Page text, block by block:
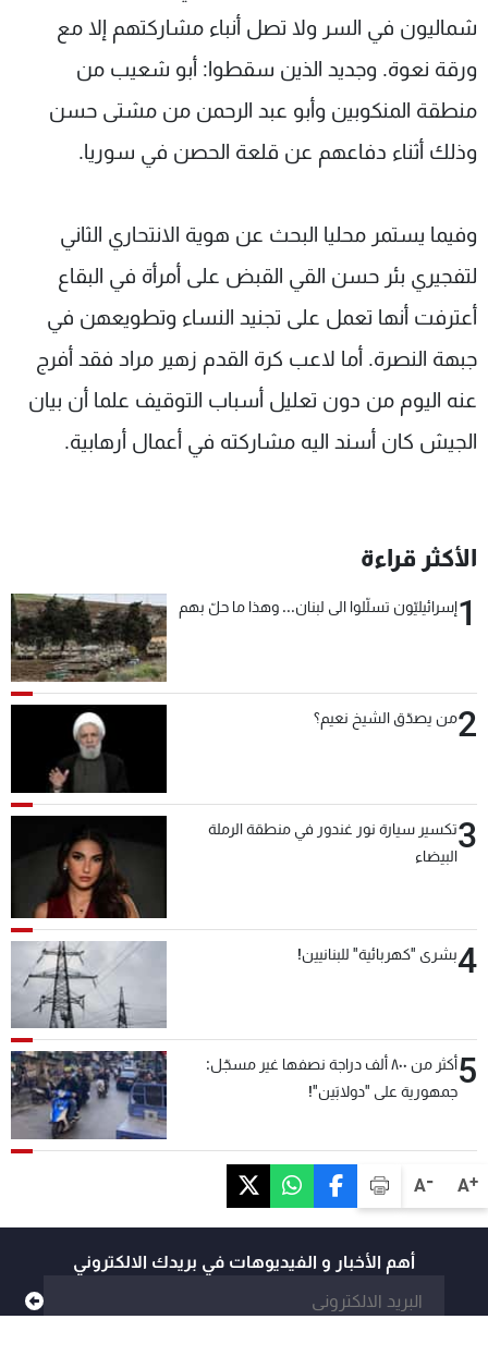
A+
A-
شماليون في السر ولا تصل أنباء مشاركتهم إلا مع
ورقة نعوة. وجديد الذين سقطوا: أبو شعيب من
منطقة المنكوبين وأبو عبد الرحمن من مشتى حسن
وذلك أثناء دفاعهم عن قلعة الحصن في سوريا.
وفيما يستمر محليا البحث عن هوية الانتحاري الثاني
لتفجيري بئر حسن القي القبض على أمرأة في البقاع
أعترفت أنها تعمل على تجنيد النساء وتطويعهن في
جبهة النصرة. أما لاعب كرة القدم زهير مراد فقد أفرج
عنه اليوم من دون تعليل أسباب التوقيف علما أن بيان
الجيش كان أسند اليه مشاركته في أعمال أرهابية.
الأكثر قراءة
1إسرائيليّون تسلّلوا الى لبنان... وهذا ما حلّ بهم
2من يصدّق الشيخ نعيم؟
3تكسير سيارة نور غندور في منطقة الرملة
البيضاء
4بشرى "كهربائية" للبنانيين!
5
أكثر من ٨٠٠ ألف دراجة نصفها غير مسجّل:
جمهورية على "دولابَين"!
أهم الأخبار و الفيديوهات في بريدك الالكتروني